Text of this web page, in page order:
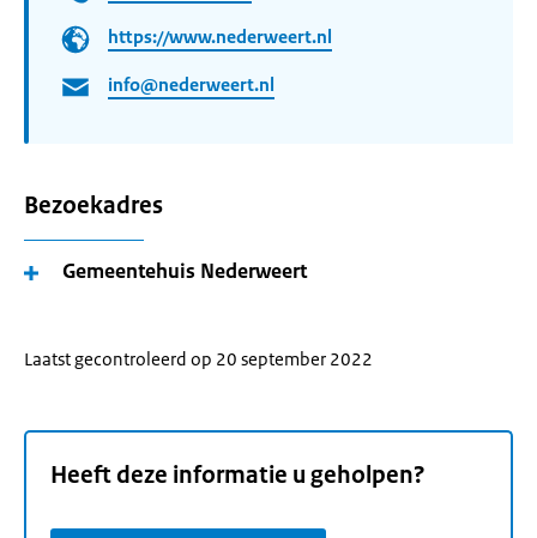
https://www.nederweert.nl
info@nederweert.nl
Bezoekadres
Gemeentehuis Nederweert
Laatst gecontroleerd op 20 september 2022
Heeft deze informatie u geholpen?